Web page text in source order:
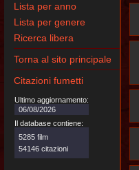
Lista per anno
Lista per genere
Ricerca libera
Torna al sito principale
Citazioni fumetti
Ultimo aggiornamento:
06/08/2026
Il database contiene:
5285 film
54146 citazioni